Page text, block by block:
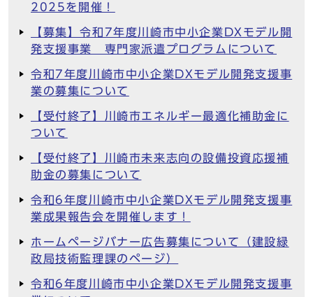
2025を開催！
【募集】令和7年度川崎市中小企業DXモデル開
発支援事業 専門家派遣プログラムについて
令和7年度川崎市中小企業DXモデル開発支援事
業の募集について
【受付終了】川崎市エネルギー最適化補助金に
ついて
【受付終了】川崎市未来志向の設備投資応援補
助金の募集について
令和6年度川崎市中小企業DXモデル開発支援事
業成果報告会を開催します！
ホームページバナー広告募集について（建設緑
政局技術監理課のページ）
令和6年度川崎市中小企業DXモデル開発支援事